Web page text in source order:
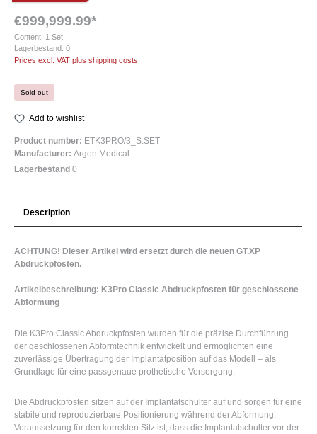
€999,999.99*
Content: 1 Set
Lagerbestand: 0
Prices excl. VAT plus shipping costs
Sold out
Add to wishlist
Product number: ETK3PRO/3_S.SET
Manufacturer: Argon Medical
Lagerbestand 0
Description
ACHTUNG! Dieser Artikel wird ersetzt durch die neuen GT.XP
Abdruckpfosten.
Artikelbeschreibung: K3Pro Classic Abdruckpfosten für geschlossene
Abformung
Die K3Pro Classic Abdruckpfosten wurden für die präzise Durchführung
der geschlossenen Abformtechnik entwickelt und ermöglichten eine
zuverlässige Übertragung der Implantatposition auf das Modell – als
Grundlage für eine passgenaue prothetische Versorgung.
Die Abdruckpfosten sitzen auf der Implantatschulter auf und sorgen für eine
stabile und reproduzierbare Positionierung während der Abformung.
Voraussetzung für den korrekten Sitz ist, dass die Implantatschulter vor der